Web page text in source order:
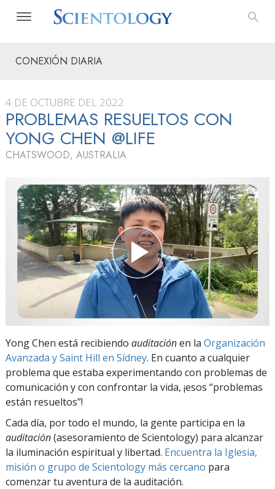
CONEXIÓN DIARIA
4 DE OCTUBRE DEL 2022
PROBLEMAS RESUELTOS CON
YONG CHEN @LIFE
CHATSWOOD, AUSTRALIA
Yong Chen está recibiendo auditaciónen la Organización
Avanzada y Saint Hill en Sídney. En cuanto a cualquier
problema que estaba experimentando con problemas de
comunicación y con confrontar la vida, ¡esos “problemas
están resueltos”!
Cada día, por todo el mundo, la gente participa en la
auditación(asesoramiento de Scientology) para alcanzar
la iluminación espiritual y libertad. Encuentra la Iglesia,
misión o grupo de Scientology más cercano para
comenzar tu aventura de la auditación.